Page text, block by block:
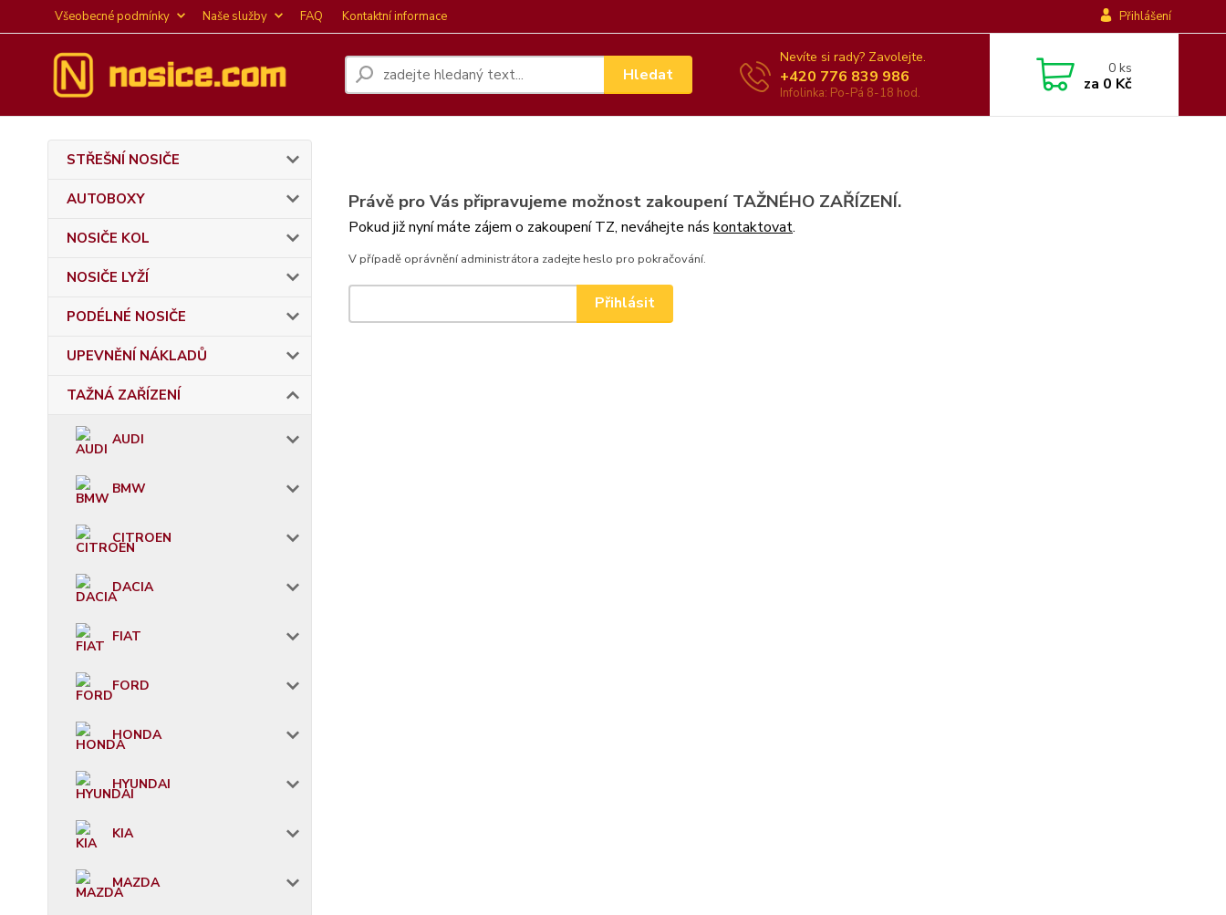
Všeobecné podmínky Naše služby FAQ Kontaktní informace Přihlášení
Hledat
Nevíte si rady? Zavolejte.
+420 776 839 986
Infolinka: Po-Pá 8-18 hod.
0ks
za 0 Kč
STŘEŠNÍ NOSIČE
AUTOBOXY
NOSIČE KOL
NOSIČE LYŽÍ
PODÉLNÉ NOSIČE
UPEVNĚNÍ NÁKLADŮ
TAŽNÁ ZAŘÍZENÍ
AUDI
BMW
CITROEN
DACIA
FIAT
FORD
HONDA
HYUNDAI
KIA
MAZDA
Právě pro Vás připravujeme možnost zakoupení TAŽNÉHO ZAŘÍZENÍ.
Pokud již nyní máte zájem o zakoupení TZ, neváhejte nás kontaktovat.
V případě oprávnění administrátora zadejte heslo pro pokračování.